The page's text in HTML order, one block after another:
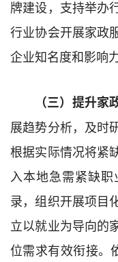
牌建设，支持举办
行业协会开展家政
企业知名度和影响力
（三）提升家
展趋势分析，及时
根据实际情况将紧
入本地急需紧缺
录，组织开展项目
立以就业为导向的
位需求有效衔接。